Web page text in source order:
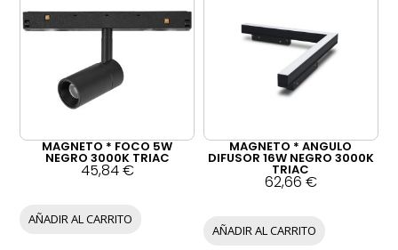
MAGNETO * FOCO 5W
NEGRO 3000K TRIAC
45,84€
AÑADIR AL CARRITO
MAGNETO * ANGULO
DIFUSOR 16W NEGRO 3000K
TRIAC
62,66 €
AÑADIR AL CARRITO